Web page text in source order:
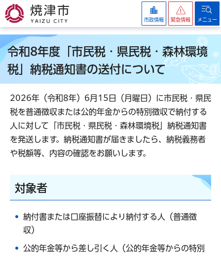
焼津市
市政情報 緊急情報 メニュー
令和8年度「市民税・県民税・森林環境
税」納税通知書の送付について
2026年（令和8年）6月15日（月曜日）に市民税・県民
税を普通徴収または公的年金からの特別徴収で納付する
人に対して「市民税・県民税・森林環境税」納税通知書
を発送します。納税通知書が届きましたら、納税義務者
や税額等、内容の確認をお願いします。
対象者
納付書または口座振替により納付する人（普通徴
収）
公的年金等から差し引く人（公的年金等からの特別